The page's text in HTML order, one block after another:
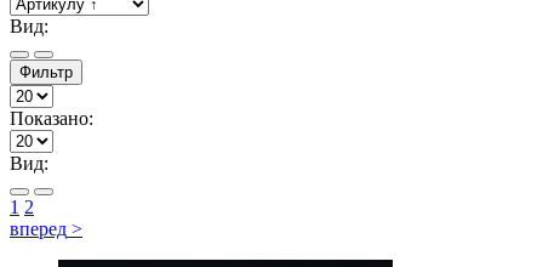
Вид:
Фильтр
Показано:
Вид:
1 2
вперед >